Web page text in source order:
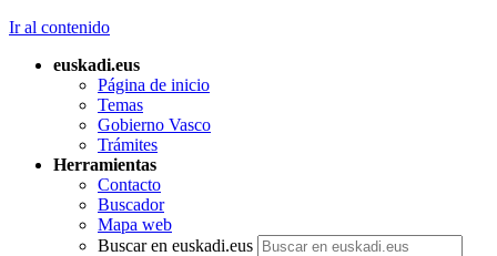
Ir al contenido
euskadi.eus
Página de inicio
Temas
Gobierno Vasco
Trámites
Herramientas
Contacto
Buscador
Mapa web
Buscar en euskadi.eus